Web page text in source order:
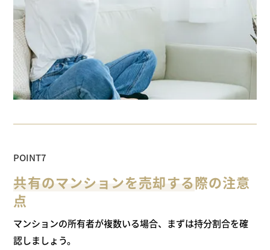
POINT7
共有のマンションを売却する際の注意
点
マンションの所有者が複数いる場合、まずは持分割合を確
認しましょう。